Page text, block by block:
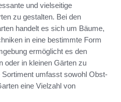
und vielseitige
zu gestalten. Bei den
handelt es sich um Bäume,
in eine bestimmte Form
ermöglicht es den
oder in kleinen Gärten zu
umfasst sowohl Obst-
eine Vielzahl von